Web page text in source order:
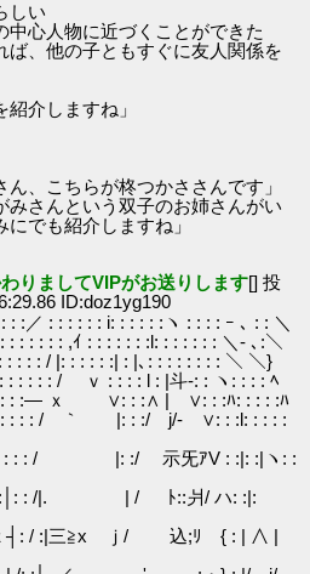
しい
中心人物に近づくことができた
ば、他の子ともすぐに友人関係を
介しますね」
、こちらが柊つかささんです」
みさんという双子のお姉さんがい
でも紹介しますね」
りましてVIPがお送りします[] 投
ID:doz1yg190
i: : : : : :ヽ : : : : ｰ ､ : : ＼
: : : : : : :l: : : : : : : ＼- ､:＼
: : : : :| : |､: : : : : : : : ＼ ＼}
: : : : l : |斗-: : ヽ: : : : ﾍ
∨: : :∧ | ∨: : :ﾊ: : : : :ﾊ
｀ |: : :/ j/- ∨: : :l: : : : :
:/ 示旡ｱV : :|: :|ヽ: :
| / ﾄ::爿/ ハ: :|:
三≧x ｊ/ 込;ﾘ { : | ∧ |